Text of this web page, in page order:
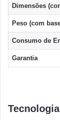
Dimensões
Peso (com
Consumo de
Garantia